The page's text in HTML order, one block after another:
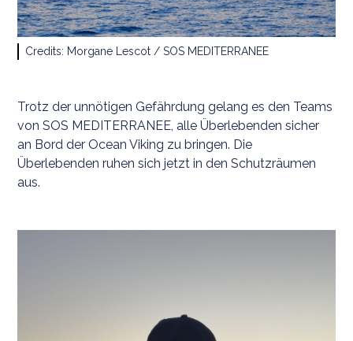
Credits: Morgane Lescot / SOS MEDITERRANEE
Trotz der unnötigen Gefährdung gelang es den Teams
von SOS MEDITERRANEE, alle Überlebenden sicher
an Bord der Ocean Viking zu bringen. Die
Überlebenden ruhen sich jetzt in den Schutzräumen
aus.